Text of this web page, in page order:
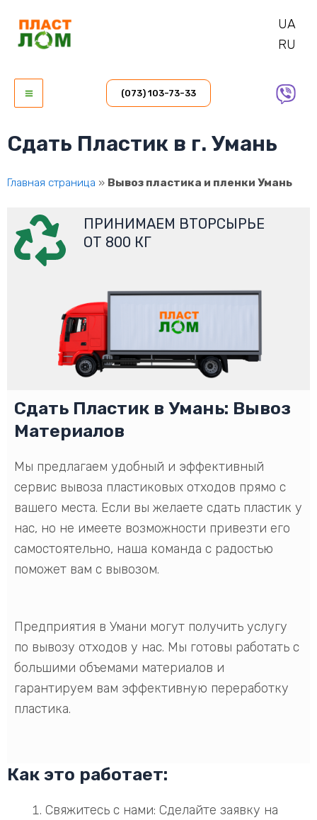
содержимому
UA
RU
Main
(073) 103-73-33
Сдать Пластик в г. Умань
Главная страница » Вывоз пластика и пленки Умань
ПРИНИМАЕМ ВТОРСЫРЬЕ
ОТ 800 КГ
Сдать Пластик в Умань: Вывоз
Материалов
Мы предлагаем удобный и эффективный
сервис вывоза пластиковых отходов прямо с
вашего места. Если вы желаете сдать пластик у
нас, но не имеете возможности привезти его
самостоятельно, наша команда с радостью
поможет вам с вывозом.
Предприятия в Умани могут получить услугу
по вывозу отходов у нас. Мы готовы работать с
большими объемами материалов и
гарантируем вам эффективную переработку
пластика.
Как это работает:
Свяжитесь с нами: Сделайте заявку на